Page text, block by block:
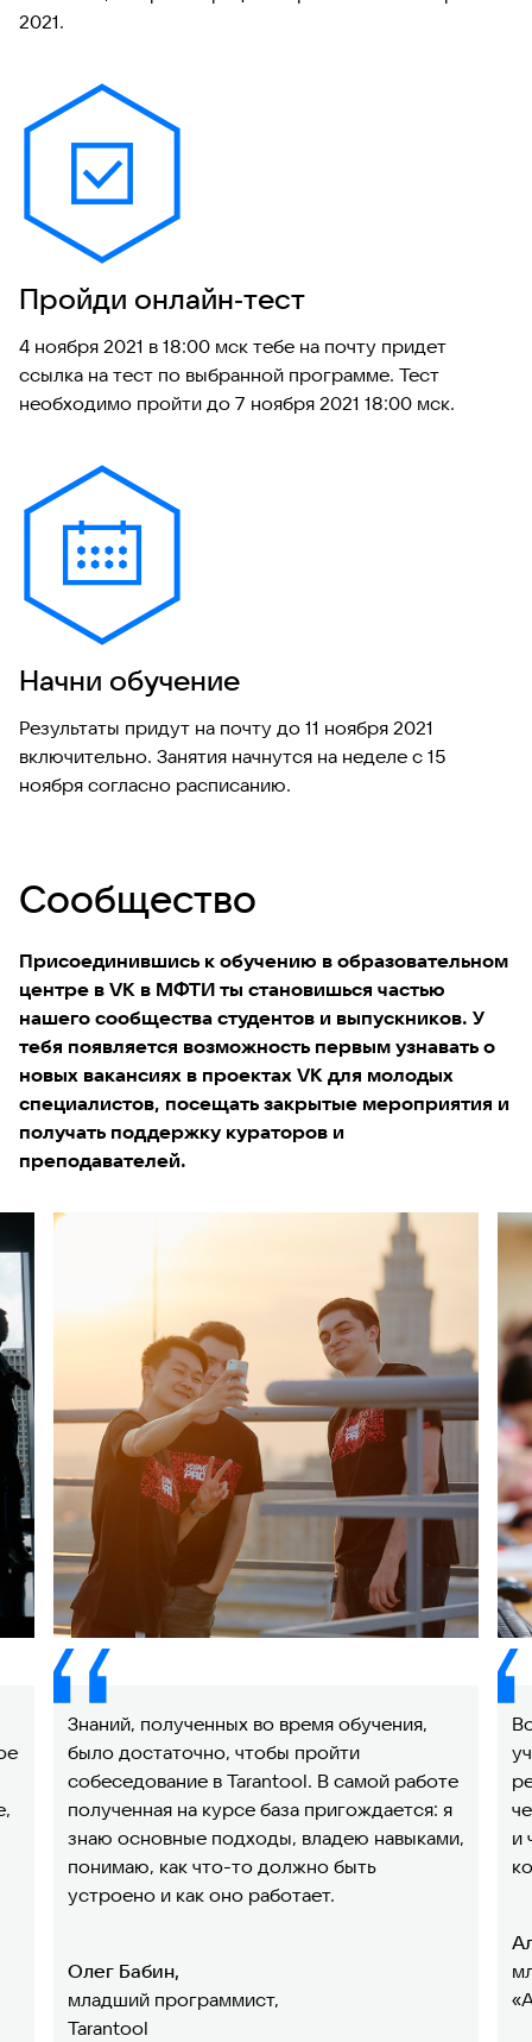
2021.
Пройди онлайн‑тест
4 ноября 2021 в 18:00 мск тебе на почту придет
ссылка на тест по выбранной программе. Тест
необходимо пройти до 7 ноября 2021 18:00 мск.
Начни обучение
Результаты придут на почту до 11 ноября 2021
включительно. Занятия начнутся на неделе с 15
ноября согласно расписанию.
Сообщество
Присоединившись к обучению в образовательном
центре в VK в МФТИ ты становишься частью
нашего сообщества студентов и выпускников. У
тебя появляется возможность первым узнавать о
новых вакансиях в проектах VK для молодых
специалистов, посещать закрытые мероприятия и
получать поддержку кураторов и
преподавателей.
Знаний, полученных во время обучения,
было достаточно, чтобы пройти
собеседование в Tarantool. В самой работе
полученная на курсе база пригождается: я
знаю основные подходы, владею навыками,
понимаю, как что-то должно быть
устроено и как оно работает.
Олег Бабин,
младший программист,
Tarantool
и